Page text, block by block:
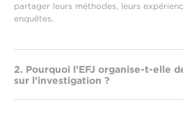
partager leurs méthodes, leurs
enquêtes.
2. Pourquoi l’EFJ organise-t-elle
sur l’investigation ?